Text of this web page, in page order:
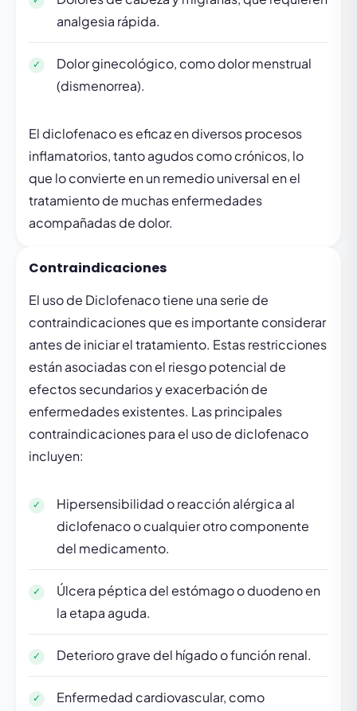
analgesia rápida.
Dolor ginecológico, como dolor menstrual
(dismenorrea).
El diclofenaco es eficaz en diversos procesos
inflamatorios, tanto agudos como crónicos, lo
que lo convierte en un remedio universal en el
tratamiento de muchas enfermedades
acompañadas de dolor.
Contraindicaciones
El uso de Diclofenaco tiene una serie de
contraindicaciones que es importante considerar
antes de iniciar el tratamiento. Estas restricciones
están asociadas con el riesgo potencial de
efectos secundarios y exacerbación de
enfermedades existentes. Las principales
contraindicaciones para el uso de diclofenaco
incluyen:
Hipersensibilidad o reacción alérgica al
diclofenaco o cualquier otro componente
del medicamento.
Úlcera péptica del estómago o duodeno en
la etapa aguda.
Deterioro grave del hígado o función renal.
Enfermedad cardiovascular, como